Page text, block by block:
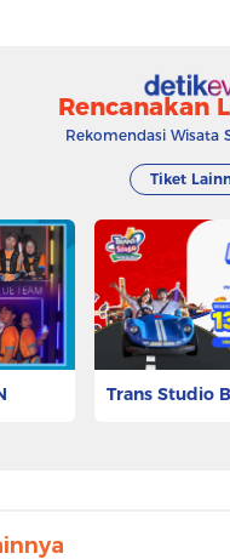
Rencanakan
Rekomendasi Wisata
Tiket
Trans Studio